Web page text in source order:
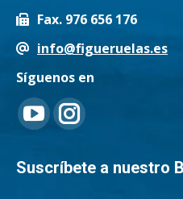
Fax. 976 656 176
info@figueruelas.es
Síguenos en
Encuéntranos en:
YouTube
page
Instagram
page
Suscríbete a nuestro